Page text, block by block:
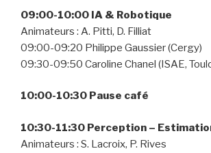
09:00-10:00 IA & Robotique
Animateurs : A. Pitti, D. Filliat
09:00-09:20 Philippe Gaussier (Cergy)
09:30-09:50 Caroline Chanel (ISAE,
10:00-10:30 Pause café
10:30-11:30 Perception –
Animateurs : S. Lacroix, P. Rives